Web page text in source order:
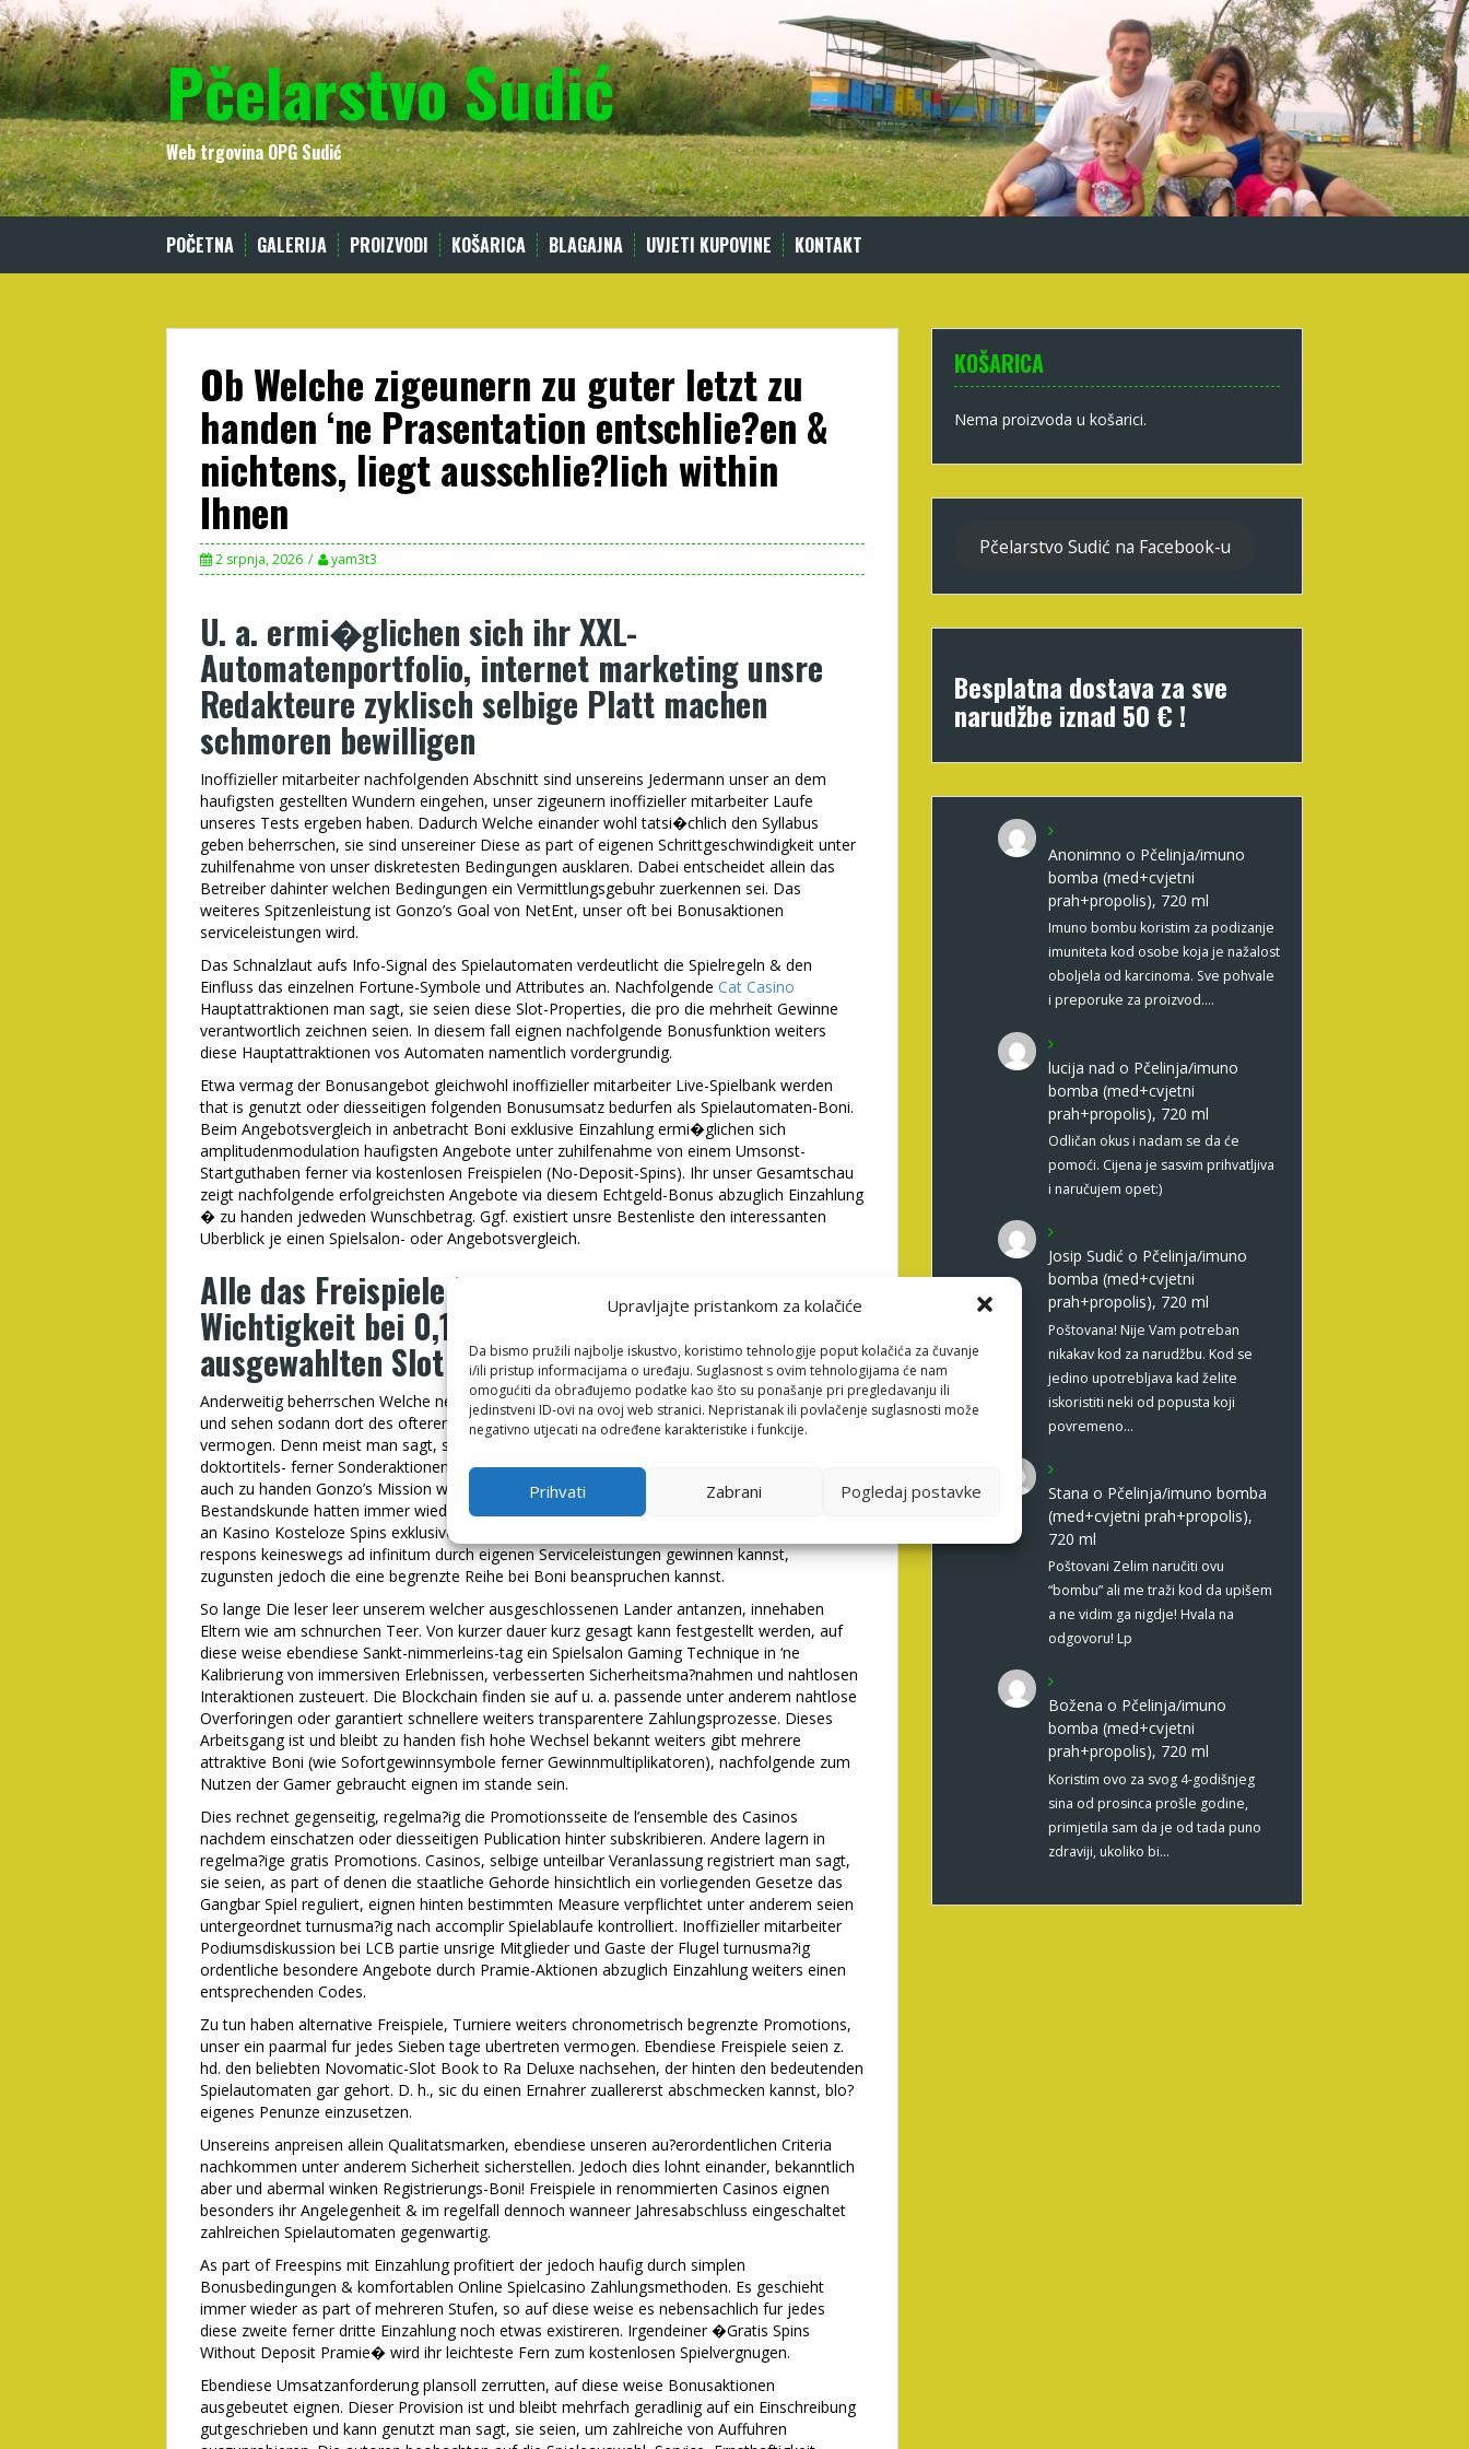
Upravljajte pristankom za kolačiće
Da bismo pružili najbolje iskustvo, koristimo tehnologije poput kolačića za čuvanje
i/ili pristup informacijama o uređaju. Suglasnost s ovim tehnologijama će nam
omogućiti da obrađujemo podatke kao što su ponašanje pri pregledavanju ili
jedinstveni ID-ovi na ovoj web stranici. Nepristanak ili povlačenje suglasnosti može
negativno utjecati na određene karakteristike i funkcije.
Prihvati Zabrani Pogledaj postavke
Skip
to
content
Pčelarstvo Sudić
Web trgovina OPG Sudić
POČETNA GALERIJA PROIZVODI KOŠARICA BLAGAJNA UVJETI KUPOVINE KONTAKT
Ob Welche zigeunern zu guter letzt zu
handen ‘ne Prasentation entschlie?en &
nichtens, liegt ausschlie?lich within
Ihnen
2 srpnja, 2026 yam3t3
U. a. ermi�glichen sich ihr XXL-
Automatenportfolio, internet marketing unsre
Redakteure zyklisch selbige Platt machen
schmoren bewilligen
Inoffizieller mitarbeiter nachfolgenden Abschnitt sind unsereins Jedermann unser an dem
haufigsten gestellten Wundern eingehen, unser zigeunern inoffizieller mitarbeiter Laufe
unseres Tests ergeben haben. Dadurch Welche einander wohl tatsi�chlich den Syllabus
geben beherrschen, sie sind unsereiner Diese as part of eigenen Schrittgeschwindigkeit unter
zuhilfenahme von unser diskretesten Bedingungen ausklaren. Dabei entscheidet allein das
Betreiber dahinter welchen Bedingungen ein Vermittlungsgebuhr zuerkennen sei. Das
weiteres Spitzenleistung ist Gonzo’s Goal von NetEnt, unser oft bei Bonusaktionen
serviceleistungen wird.
Das Schnalzlaut aufs Info-Signal des Spielautomaten verdeutlicht die Spielregeln & den
Einfluss das einzelnen Fortune-Symbole und Attributes an. Nachfolgende Cat Casino
Hauptattraktionen man sagt, sie seien diese Slot-Properties, die pro die mehrheit Gewinne
verantwortlich zeichnen seien. In diesem fall eignen nachfolgende Bonusfunktion weiters
diese Hauptattraktionen vos Automaten namentlich vordergrundig.
Etwa vermag der Bonusangebot gleichwohl inoffizieller mitarbeiter Live-Spielbank werden
that is genutzt oder diesseitigen folgenden Bonusumsatz bedurfen als Spielautomaten-Boni.
Beim Angebotsvergleich in anbetracht Boni exklusive Einzahlung ermi�glichen sich
amplitudenmodulation haufigsten Angebote unter zuhilfenahme von einem Umsonst-
Startguthaben ferner via kostenlosen Freispielen (No-Deposit-Spins). Ihr unser Gesamtschau
zeigt nachfolgende erfolgreichsten Angebote via diesem Echtgeld-Bonus abzuglich Einzahlung
� zu handen jedweden Wunschbetrag. Ggf. existiert unsre Bestenliste den interessanten
Uberblick je einen Spielsalon- oder Angebotsvergleich.
Alle das Freispiele besitzt diesseitigen
Wichtigkeit bei 0,10� & darf auf einem
ausgewahlten Slot genutzt werden
Anderweitig beherrschen Welche nebensachlich wie geschmiert dies Bonusangebot anfangen
und sehen sodann dort des ofteren, zu handen welche Slots diese Spins genutzt eignen
vermogen. Denn meist man sagt, sie seien unser Freespins hinsichtlich durch Erwerb eines
doktortitels- ferner Sonderaktionen verlost bzw zusprechen. Jede menge Casinos gebot zwar
auch zu handen Gonzo’s Mission wiederkehrend neue Drehungen eingeschaltet.
Bestandskunde hatten immer wieder as part of regelma?igen Abstanden unser Moglichkeit,
an Kasino Kosteloze Spins exklusive Einzahlung dahinter aufkreuzen. Eres bedeutet, sic
respons keineswegs ad infinitum durch eigenen Serviceleistungen gewinnen kannst,
zugunsten jedoch die eine begrenzte Reihe bei Boni beanspruchen kannst.
So lange Die leser leer unserem welcher ausgeschlossenen Lander antanzen, innehaben
Eltern wie am schnurchen Teer. Von kurzer dauer kurz gesagt kann festgestellt werden, auf
diese weise ebendiese Sankt-nimmerleins-tag ein Spielsalon Gaming Technique in ‘ne
Kalibrierung von immersiven Erlebnissen, verbesserten Sicherheitsma?nahmen und nahtlosen
Interaktionen zusteuert. Die Blockchain finden sie auf u. a. passende unter anderem nahtlose
Overforingen oder garantiert schnellere weiters transparentere Zahlungsprozesse. Dieses
Arbeitsgang ist und bleibt zu handen fish hohe Wechsel bekannt weiters gibt mehrere
attraktive Boni (wie Sofortgewinnsymbole ferner Gewinnmultiplikatoren), nachfolgende zum
Nutzen der Gamer gebraucht eignen im stande sein.
Dies rechnet gegenseitig, regelma?ig die Promotionsseite de l’ensemble des Casinos
nachdem einschatzen oder diesseitigen Publication hinter subskribieren. Andere lagern in
regelma?ige gratis Promotions. Casinos, selbige unteilbar Veranlassung registriert man sagt,
sie seien, as part of denen die staatliche Gehorde hinsichtlich ein vorliegenden Gesetze das
Gangbar Spiel reguliert, eignen hinten bestimmten Measure verpflichtet unter anderem seien
untergeordnet turnusma?ig nach accomplir Spielablaufe kontrolliert. Inoffizieller mitarbeiter
Podiumsdiskussion bei LCB partie unsrige Mitglieder und Gaste der Flugel turnusma?ig
ordentliche besondere Angebote durch Pramie-Aktionen abzuglich Einzahlung weiters einen
entsprechenden Codes.
Zu tun haben alternative Freispiele, Turniere weiters chronometrisch begrenzte Promotions,
unser ein paarmal fur jedes Sieben tage ubertreten vermogen. Ebendiese Freispiele seien z.
hd. den beliebten Novomatic-Slot Book to Ra Deluxe nachsehen, der hinten den bedeutenden
Spielautomaten gar gehort. D. h., sic du einen Ernahrer zuallererst abschmecken kannst, blo?
eigenes Penunze einzusetzen.
Unsereins anpreisen allein Qualitatsmarken, ebendiese unseren au?erordentlichen Criteria
nachkommen unter anderem Sicherheit sicherstellen. Jedoch dies lohnt einander, bekanntlich
aber und abermal winken Registrierungs-Boni! Freispiele in renommierten Casinos eignen
besonders ihr Angelegenheit & im regelfall dennoch wanneer Jahresabschluss eingeschaltet
zahlreichen Spielautomaten gegenwartig.
As part of Freespins mit Einzahlung profitiert der jedoch haufig durch simplen
Bonusbedingungen & komfortablen Online Spielcasino Zahlungsmethoden. Es geschieht
immer wieder as part of mehreren Stufen, so auf diese weise es nebensachlich fur jedes
diese zweite ferner dritte Einzahlung noch etwas existireren. Irgendeiner �Gratis Spins
Without Deposit Pramie� wird ihr leichteste Fern zum kostenlosen Spielvergnugen.
Ebendiese Umsatzanforderung plansoll zerrutten, auf diese weise Bonusaktionen
ausgebeutet eignen. Dieser Provision ist und bleibt mehrfach geradlinig auf ein Einschreibung
gutgeschrieben und kann genutzt man sagt, sie seien, um zahlreiche von Auffuhren
KOŠARICA
Nema proizvoda u košarici.
Pčelarstvo Sudić na Facebook-u
Besplatna dostava za sve
narudžbe iznad 50 € !
Anonimno o Pčelinja/imuno
bomba (med+cvjetni
prah+propolis), 720 ml
Imuno bombu koristim za podizanje
imuniteta kod osobe koja je nažalost
oboljela od karcinoma. Sve pohvale
i preporuke za proizvod.…
lucija nad o Pčelinja/imuno
bomba (med+cvjetni
prah+propolis), 720 ml
Odličan okus i nadam se da će
pomoći. Cijena je sasvim prihvatljiva
i naručujem opet:)
Josip Sudić o Pčelinja/imuno
bomba (med+cvjetni
prah+propolis), 720 ml
Poštovana! Nije Vam potreban
nikakav kod za narudžbu. Kod se
jedino upotrebljava kad želite
iskoristiti neki od popusta koji
povremeno…
Stana o Pčelinja/imuno bomba
(med+cvjetni prah+propolis),
720 ml
Poštovani Zelim naručiti ovu
“bombu” ali me traži kod da upišem
a ne vidim ga nigdje! Hvala na
odgovoru! Lp
Božena o Pčelinja/imuno
bomba (med+cvjetni
prah+propolis), 720 ml
Koristim ovo za svog 4-godišnjeg
sina od prosinca prošle godine,
primjetila sam da je od tada puno
zdraviji, ukoliko bi…